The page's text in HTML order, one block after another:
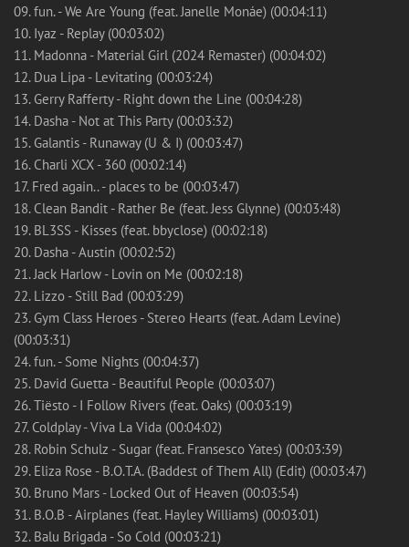
09. fun. - We Are Young (feat. Janelle Monáe) (00:04:11)
10. Iyaz - Replay (00:03:02)
11. Madonna - Material Girl (2024 Remaster) (00:04:02)
12. Dua Lipa - Levitating (00:03:24)
13. Gerry Rafferty - Right down the Line (00:04:28)
14. Dasha - Not at This Party (00:03:32)
15. Galantis - Runaway (U & I) (00:03:47)
16. Charli XCX - 360 (00:02:14)
17. Fred again.. - places to be (00:03:47)
18. Clean Bandit - Rather Be (feat. Jess Glynne) (00:03:48)
19. BL3SS - Kisses (feat. bbyclose) (00:02:18)
20. Dasha - Austin (00:02:52)
21. Jack Harlow - Lovin on Me (00:02:18)
22. Lizzo - Still Bad (00:03:29)
23. Gym Class Heroes - Stereo Hearts (feat. Adam Levine)
(00:03:31)
24. fun. - Some Nights (00:04:37)
25. David Guetta - Beautiful People (00:03:07)
26. Tiësto - I Follow Rivers (feat. Oaks) (00:03:19)
27. Coldplay - Viva La Vida (00:04:02)
28. Robin Schulz - Sugar (feat. Fransesco Yates) (00:03:39)
29. Eliza Rose - B.O.T.A. (Baddest of Them All) (Edit) (00:03:47)
30. Bruno Mars - Locked Out of Heaven (00:03:54)
31. B.O.B - Airplanes (feat. Hayley Williams) (00:03:01)
32. Balu Brigada - So Cold (00:03:21)